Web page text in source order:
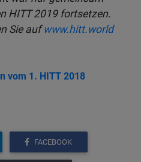
HITT 2019 fortsetzen.
Sie aufwww.hitt.world
vom 1. HITT 2018
FACEBOOK